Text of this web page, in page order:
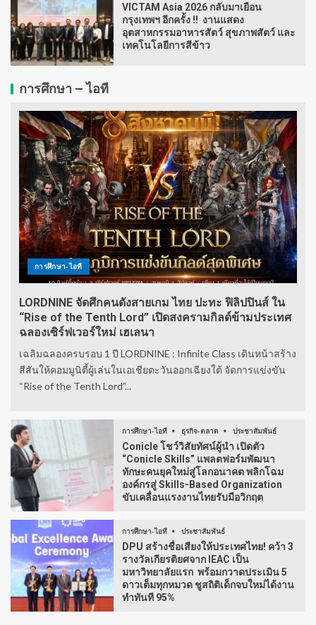
VICTAM Asia 2026 กลับมาเยือน
กรุงเทพฯ อีกครั้ง !! งานแสดง
อุตสาหกรรมอาหารสัตว์ สุขภาพสัตว์ และ
เทคโนโลยีการสีข้าว
การศึกษา – ไอที
การศึกษา-ไอที
LORDNINE จัดศึกคนดังสายเกม ไทย ปะทะ ฟิลิปปินส์ ใน
“Rise of the Tenth Lord” เปิดสงครามกิลด์ข้ามประเทศ
ฉลองเซิร์ฟเวอร์ใหม่ เฮเลนา
เฉลิมฉลองครบรอบ 1 ปี LORDNINE : Infinite Class เดินหน้าสร้าง
สีสันให้คอมมูนิตี้ผู้เล่นในเอเชียตะวันออกเฉียงใต้ จัดการแข่งขัน
“Rise of the Tenth Lord”...
การศึกษา-ไอที ธุรกิจ-ตลาด ประชาสัมพันธ์
Conicle โชว์วิสัยทัศน์ผู้นำ เปิดตัว
“Conicle Skills” แพลตฟอร์มพัฒนา
ทักษะคนยุคใหม่สู่โลกอนาคต พลิกโฉม
องค์กรสู่ Skills-Based Organization
ขับเคลื่อนแรงงานไทยรับมือวิกฤต
การศึกษา-ไอที ประชาสัมพันธ์
DPU สร้างชื่อเสียงให้ประเทศไทย! คว้า 3
รางวัลเกียรติยศจาก IEAC เป็น
มหาวิทยาลัยแรก พร้อมกวาดประเมิน 5
ดาวเต็มทุกหมวด ชูสถิติเด็กจบใหม่ได้งาน
ทำทันที 95%